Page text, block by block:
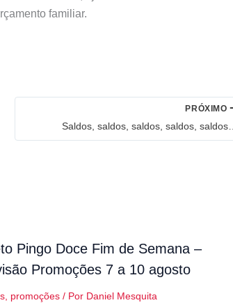
familiar.
PRÓXIMO
Saldos, saldos, saldos, saldos, saldos…
Pingo Doce Fim de Semana –
Promoções 7 a 10 agosto
, promoções/ Por Daniel Mesquita